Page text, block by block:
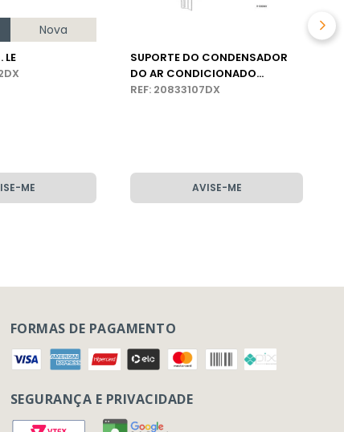
Nova
LE
ME
SUPORTE DO CONDENSADOR
DO AR CONDICIONADO
CAMINHÃO VOLVO VM
REF: 20833107DX
AVISE-ME
FORMAS DE PAGAMENTO
SEGURANÇA E PRIVACIDADE